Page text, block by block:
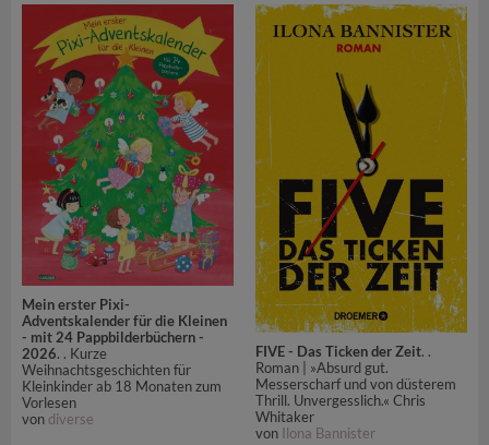
Mein erster Pixi-
Adventskalender für die Kleinen
- mit 24 Pappbilderbüchern -
2026. . Kurze
Weihnachtsgeschichten für
Kleinkinder ab 18 Monaten zum
Vorlesen
von diverse
FIVE - Das Ticken der Zeit. .
Roman | »Absurd gut.
Messerscharf und von düsterem
Thrill. Unvergesslich.« Chris
Whitaker
von Ilona Bannister